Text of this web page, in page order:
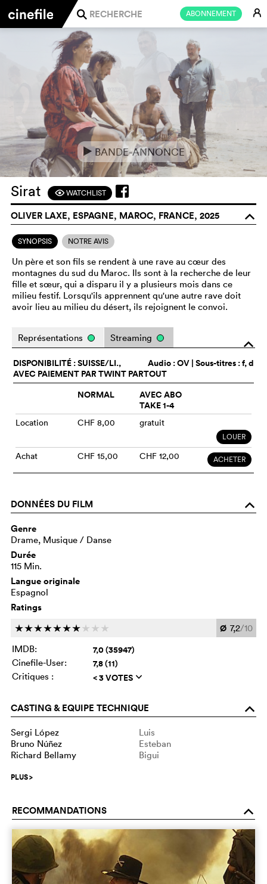
ABONNEMENT E
j
e BANDE-ANNONCE
Sirat FWATCHLIST
OLIVER LAXE, ESPAGNE, MAROC, FRANCE, 2025 o
SYNOPSIS NOTRE AVIS
Un père et son fils se rendent à une rave au cœur des
montagnes du sud du Maroc. Ils sont à la recherche de leur
fille et sœur, qui a disparu il y a plusieurs mois dans ce
milieu festif. Lorsqu'ils apprennent qu'une autre rave doit
avoir lieu au milieu du désert, ils rejoignent le convoi.
o
Représentations Streaming
Audio :OV | Sous-titres : f, d
DISPONIBILITÉ : SUISSE/LI.,
AVEC PAIEMENT PAR TWINT PARTOUT
NORMAL
AVEC ABO
TAKE 1-4
Location CHF 8,00 gratuit
LOUER
Achat CHF 15,00 CHF 12,00 ACHETER
DONNÉES DU FILM o
Genre
Drame, Musique / Danse
Durée
115 Min.
Langue originale
Espagnol
Ratings
ccccccc c c c Ø 7,2/10
IMDB:
7,0 (35947)
Cinefile-User: 7,8 (11)
Critiques : < 3 VOTES q
CASTING & EQUIPE TECHNIQUE o
Sergi López
Luis
Bruno Núñez
Esteban
Richard Bellamy
Bigui
PLUS>
RECOMMANDATIONS o